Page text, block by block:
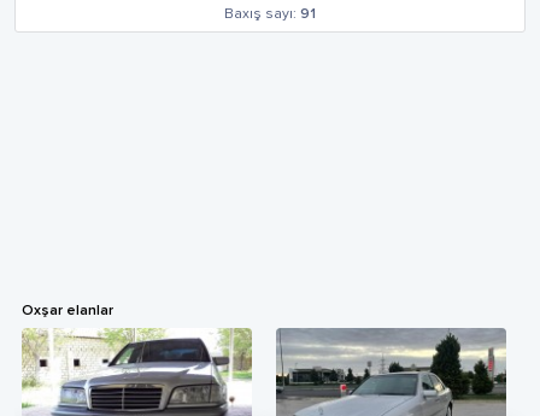
Baxış sayı: 91
Oxşar elanlar